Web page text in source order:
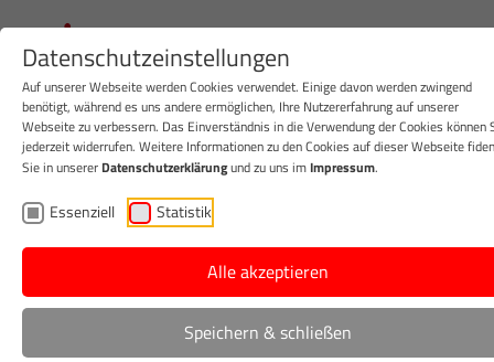
Datenschutzeinstellungen
Auf unserer Webseite werden Cookies verwendet. Einige davon werden zwingend
benötigt, während es uns andere ermöglichen, Ihre Nutzererfahrung auf unserer
Webseite zu verbessern. Das Einverständnis in die Verwendung der Cookies können
jederzeit widerrufen. Weitere Informationen zu den Cookies auf dieser Webseite fiden
Sie in unserer Datenschutzerklärungund zu uns im Impressum.
Essenziell Statistik
Alle akzeptieren
Speichern & schließen